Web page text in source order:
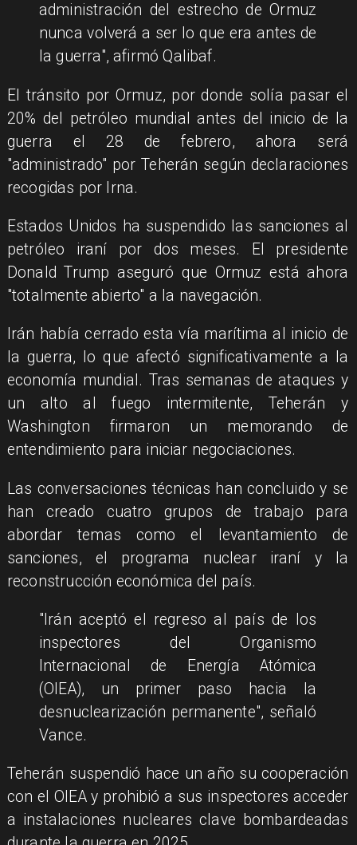
administración del estrecho de Ormuz
nunca volverá a ser lo que era antes de
la guerra", afirmó Qalibaf.
El tránsito por Ormuz, por donde solía pasar el
20% del petróleo mundial antes del inicio de la
guerra el 28 de febrero, ahora será
"administrado" por Teherán según declaraciones
recogidas por Irna.
Estados Unidos ha suspendido las sanciones al
petróleo iraní por dos meses. El presidente
Donald Trump aseguró que Ormuz está ahora
"totalmente abierto" a la navegación.
Irán había cerrado esta vía marítima al inicio de
la guerra, lo que afectó significativamente a la
economía mundial. Tras semanas de ataques y
un alto al fuego intermitente, Teherán y
Washington firmaron un memorando de
entendimiento para iniciar negociaciones.
Las conversaciones técnicas han concluido y se
han creado cuatro grupos de trabajo para
abordar temas como el levantamiento de
sanciones, el programa nuclear iraní y la
reconstrucción económica del país.
"Irán aceptó el regreso al país de los
inspectores del Organismo
Internacional de Energía Atómica
(OIEA), un primer paso hacia la
desnuclearización permanente", señaló
Vance.
Teherán suspendió hace un año su cooperación
con el OIEA y prohibió a sus inspectores acceder
a instalaciones nucleares clave bombardeadas